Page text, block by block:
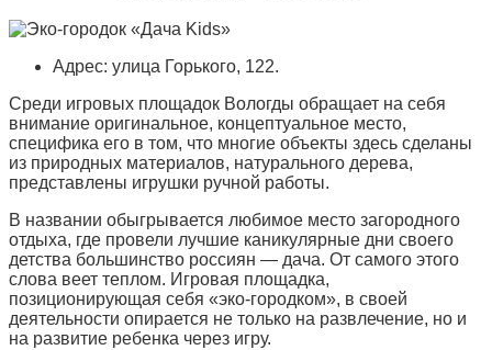
Адрес: улица Горького, 122.
Среди игровых площадок Вологды обращает на себя
внимание оригинальное, концептуальное место,
специфика его в том, что многие объекты здесь сделаны
из природных материалов, натурального дерева,
представлены игрушки ручной работы.
В названии обыгрывается любимое место загородного
отдыха, где провели лучшие каникулярные дни своего
детства большинство россиян — дача. От самого этого
слова веет теплом. Игровая площадка,
позиционирующая себя «эко-городком», в своей
деятельности опирается не только на развлечение, но и
на развитие ребенка через игру.